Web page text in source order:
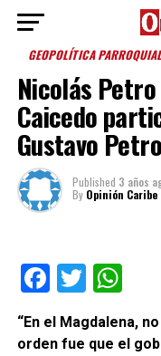
GEOPOLÍTICA PARROQUIAL
Nicolás
Caicedo
Gustavo
Published 3 años
By Opinión Caribe
Facebook
Twitter
“En el Magdalena,
orden fue que el